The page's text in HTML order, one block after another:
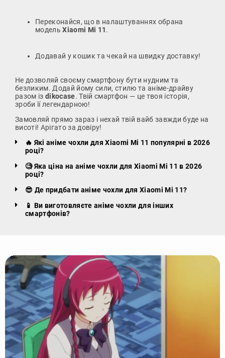
Переконайся, що в налаштуваннях обрана
модельXiaomi Mi 11.
Додавай у кошик та чекай на швидку доставку!
Не дозволяй своєму смартфону бути нудним та
безликим. Додай йому сили, стилю та аніме-драйву
разом із dikocase. Твій смартфон — це твоя історія,
зроби її легендарною!
Замовляй прямо зараз і нехай твій вайб завжди буде на
висоті! Арігато за довіру!
🔥 Які аніме чохли для Xiaomi Mi 11 популярні в 2026
році?
🧐 Яка ціна на аніме чохли для Xiaomi Mi 11 в 2026
році?
😎 Де придбати аніме чохли для Xiaomi Mi 11?
📱 Ви виготовляєте аніме чохли для інших
смартфонів?